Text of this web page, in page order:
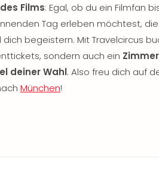
Films: Egal, ob du ein Filmfan
Tag erleben möchtest, die
begeistern. Mit Travelcircus
sondern auch ein
deiner Wahl. Also freu dich auf
München!